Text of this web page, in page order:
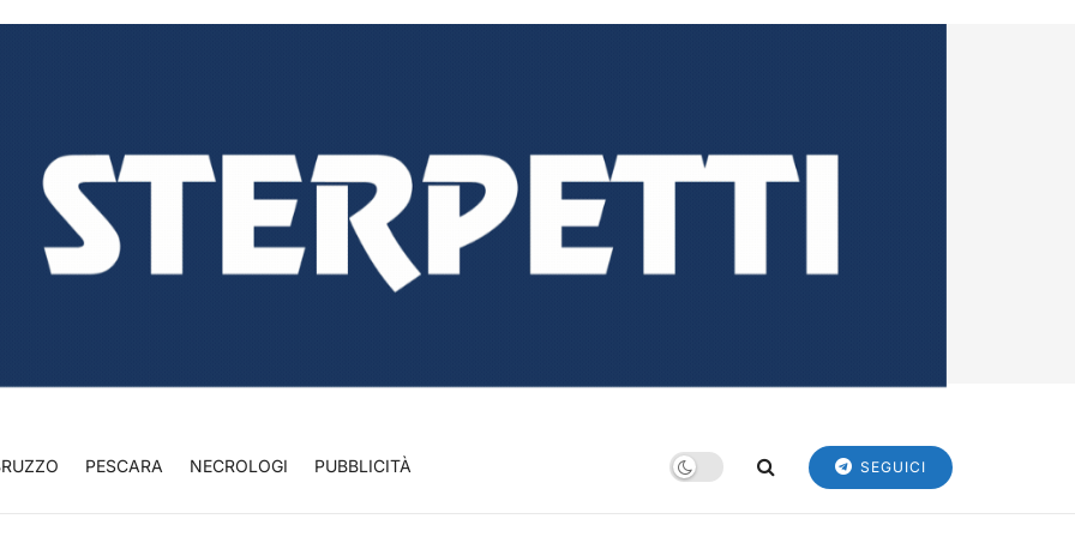
PESCARA NECROLOGI PUBBLICITÀ SEGUICI